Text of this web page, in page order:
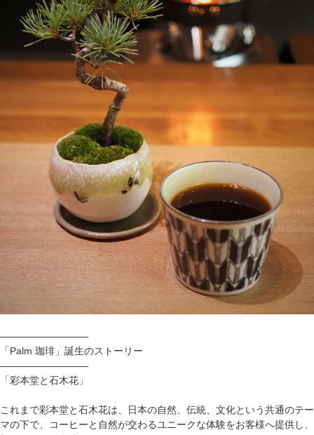
—————————
「Palm 珈琲」誕生のストーリー
—————————
「彩本堂と石木花」
これまで彩本堂と石木花は、日本の自然、伝統、文化という共通のテー
マの下で、コーヒーと自然が交わるユニークな体験をお客様へ提供し、